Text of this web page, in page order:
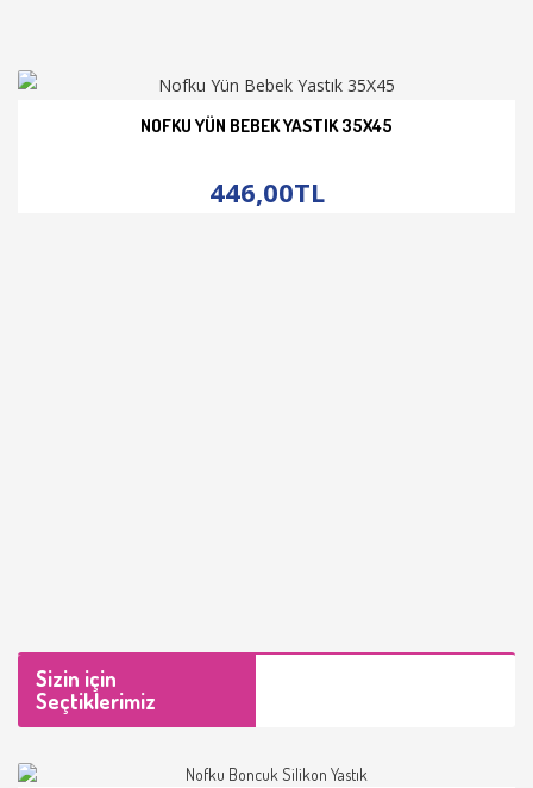
NOFKU YÜN BEBEK YASTIK 35X45
446,00TL
Sizin için
Seçtiklerimiz